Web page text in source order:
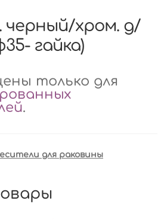
черный/хром. д/
гайка)
только для
.
для раковины